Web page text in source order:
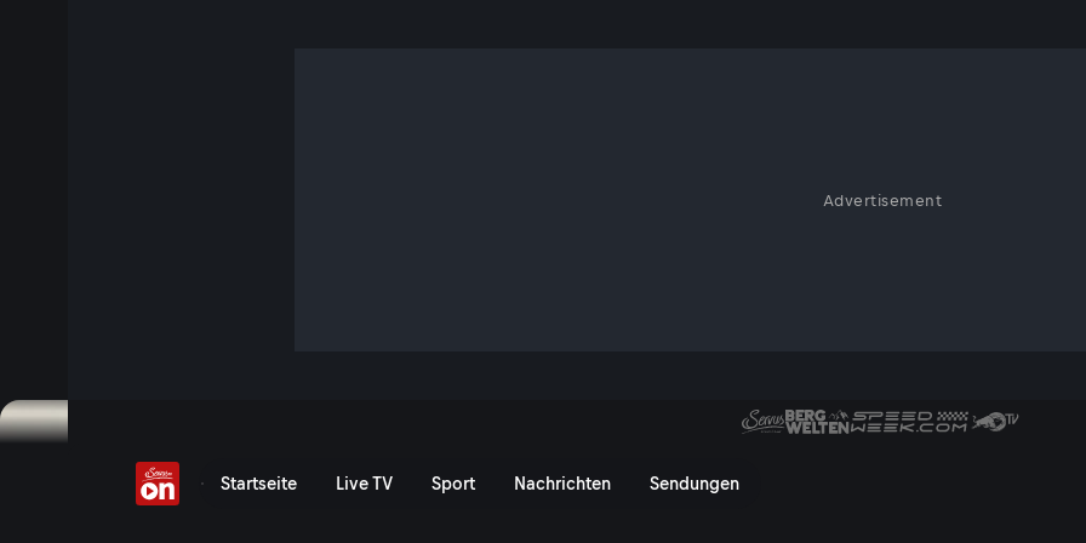
Advertisement
Startseite Live TV Sport Nachrichten Sendungen
Mind over Matter - Max Franz und sein Kampf ums